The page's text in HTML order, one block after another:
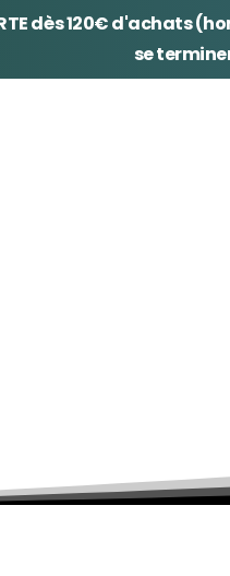
dès 120€ d'achats
se